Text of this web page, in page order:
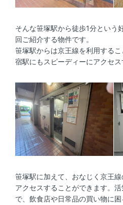
そんな笹塚駅から徒歩1分という
回ご紹介する物件です。
笹塚駅からは京王線を利用する
宿駅にもスピーディーにアクセス
笹塚駅に加えて、おなじく京王
アクセスすることができます。
で、飲食店や日常品の買い物に困